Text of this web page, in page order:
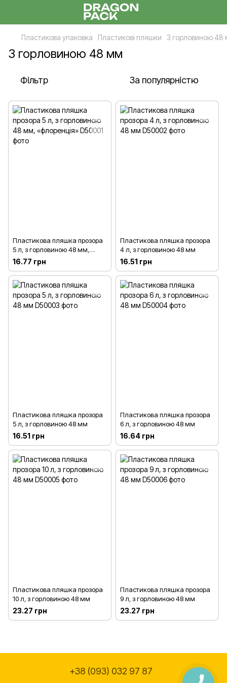
Пластикова упаковка Пластикові пляшки З горловиною 48
З горловиною 48 мм
Фільтр За популярністю
Пластикова пляшка прозора
5 л, з горловиною 48 мм,
«флоренція»
16.77 грн
Пластикова пляшка прозора
4 л, з горловиною 48 мм
16.51 грн
Пластикова пляшка прозора
5 л, з горловиною 48 мм
16.51 грн
Пластикова пляшка прозора
6 л, з горловиною 48 мм
16.64 грн
Пластикова пляшка прозора
10 л, з горловиною 48 мм
23.27 грн
Пластикова пляшка прозора
9 л, з горловиною 48 мм
23.27 грн
+38 (093) 032 97 87